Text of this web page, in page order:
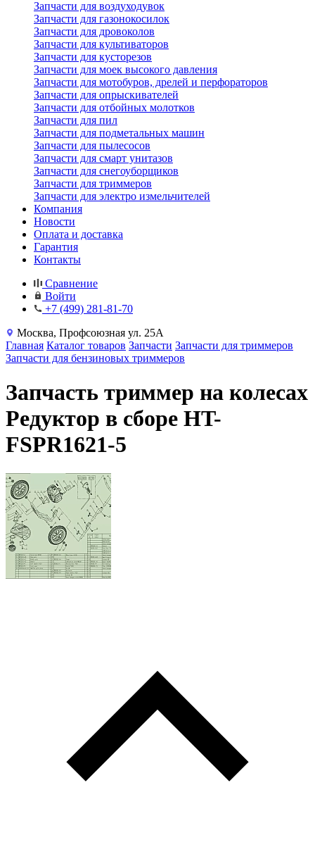
Запчасти для воздуходувок
Запчасти для газонокосилок
Запчасти для дровоколов
Запчасти для культиваторов
Запчасти для кусторезов
Запчасти для моек высокого давления
Запчасти для мотобуров, дрелей и перфораторов
Запчасти для опрыскивателей
Запчасти для отбойных молотков
Запчасти для пил
Запчасти для подметальных машин
Запчасти для пылесосов
Запчасти для смарт унитазов
Запчасти для снегоуборщиков
Запчасти для триммеров
Запчасти для электро измельчителей
Компания
Новости
Оплата и доставка
Гарантия
Контакты
Сравнение
Войти
+7 (499) 281-81-70
Москва, Профсоюзная ул. 25А
Главная Каталог товаров Запчасти Запчасти для триммеров
Запчасти для бензиновых триммеров
Запчасть триммер на колесах
Редуктор в сборе HT-
FSPR1621-5